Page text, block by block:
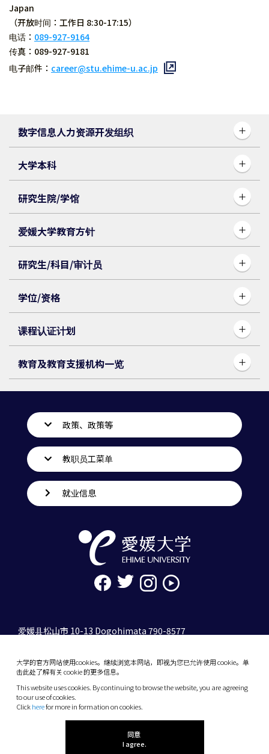
数字信息人力资源开发组织
大学本科
研究生院/学馆
爱媛大学教育方针
研究生/科目/审计员
学位/资格
课程认证计划
教育及教育支援机构一览
Japan
（开放时间：工作日 8:30-17:15）
电话： 089-927-9164
传真：089-927-9181
电子邮件： career@stu.ehime-u.ac.jp
大学的官方网站使用cookies。继续浏览本网站，即视为您已允许使用 cookie。单
击此处了解有关 cookie 的更多信息。
This website uses cookies. By continuing to browse the website, you are agreeing
to our use of cookies.
Clickherefor more in formation on cookies.
同意
I agree.
政策、政策等
教职员工菜单
就业信息
爱媛县松山市 10-13 Dogohimata 790-8577
10-13 Dogo-Himata, Matsuyama, Ehime 790-
Phone: +81 89-927-9000
(C) 2026 Ehime University.